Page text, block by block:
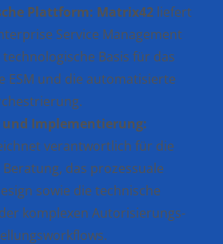
Plattform: Matrix42 liefert
Service Management
Basis für das
ESM und die automatisierte
Implementierung:
verantwortlich für die
das prozessuale
sowie die technische
komplexen Autorisierungs-